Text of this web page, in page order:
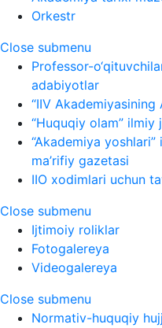
Orkestr
Close submenu
Professor-
adabiyotlar
“IIV
“Huquqiy olam” ilmiy
“Akademiya
ma’rifiy gazetasi
IIO xodimlari uchun
Close submenu
Ijtimoiy roliklar
Fotogalereya
Videogalereya
Close submenu
Normativ-huquqiy